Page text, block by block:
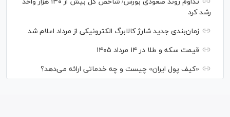
رشد کرد
زمان‌بندی جدید شارژ کالابرگ الکترونیکی از مرداد اعلام شد
قیمت سکه و طلا در ۱۴ مرداد ۱۴۰۵
«کیف پول ایران» چیست و چه خدماتی ارائه می‌دهد؟